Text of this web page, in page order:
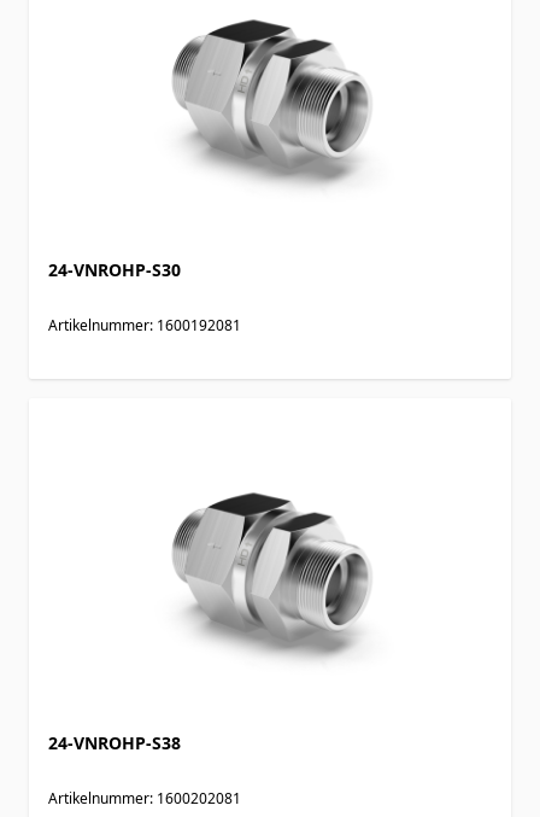
24-VNROHP-S30
Artikelnummer: 1600192081
24-VNROHP-S38
Artikelnummer: 1600202081